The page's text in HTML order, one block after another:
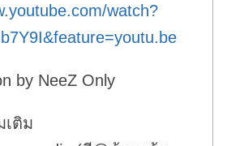
watch?
by NeeZ Only
เติม